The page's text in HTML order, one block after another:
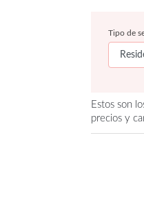
Tipo de
Estos son
precios y